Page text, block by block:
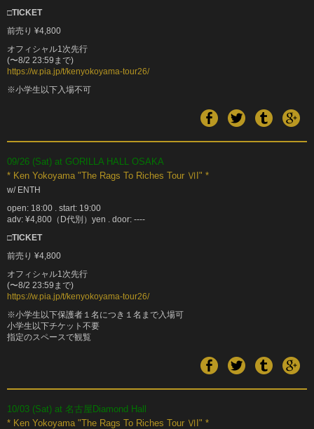
□TICKET
前売り ¥4,800
オフィシャル1次先行
(〜8/2 23:59まで)
https://w.pia.jp/t/kenyokoyama-tour26/
※小学生以下入場不可
09/26 (Sat) at GORILLA HALL OSAKA
* Ken Yokoyama "The Rags To Riches Tour ⅥI" *
w/ ENTH
open: 18:00 . start: 19:00
adv: ¥4,800（D代別）yen . door: ----
□TICKET
前売り ¥4,800
オフィシャル1次先行
(〜8/2 23:59まで)
https://w.pia.jp/t/kenyokoyama-tour26/
※小学生以下保護者１名につき１名まで入場可
小学生以下チケット不要
指定のスペースで観覧
10/03 (Sat) at 名古屋Diamond Hall
* Ken Yokoyama "The Rags To Riches Tour ⅥI" *